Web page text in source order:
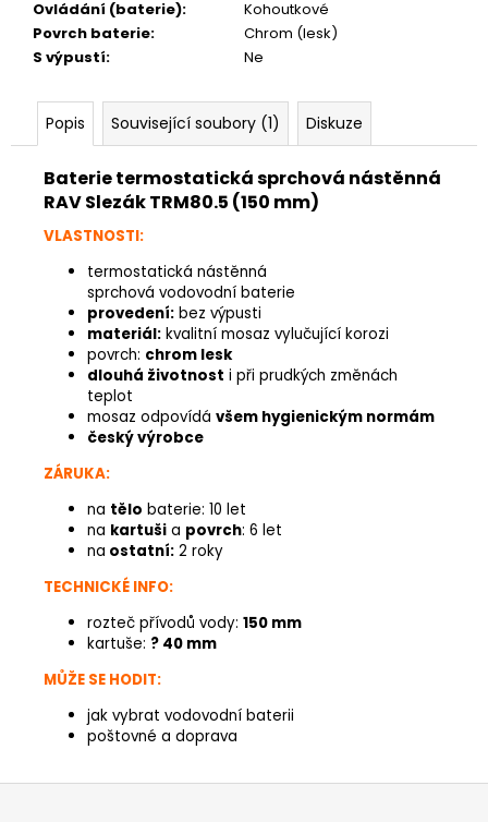
Ovládání (baterie):
Kohoutkové
Povrch baterie:
Chrom (lesk)
S výpustí: Ne
Popis Související soubory (1) Diskuze
Baterie termostatická sprchová nástěnná
RAV Slezák TRM80.5 (150 mm)
VLASTNOSTI:
termostatická nástěnná
sprchová vodovodní baterie
provedení: bez výpusti
materiál: kvalitní mosaz vylučující korozi
povrch: chrom lesk
dlouhá životnost i při prudkých změnách
teplot
mosaz odpovídá všem hygienickým normám
český výrobce
ZÁRUKA:
na tělo baterie: 10 let
na kartuši a povrch: 6 let
na ostatní: 2 roky
TECHNICKÉ INFO:
rozteč přívodů vody: 150 mm
kartuše: ? 40 mm
MŮŽE SE HODIT:
jak vybrat vodovodní baterii
poštovné a doprava
Z